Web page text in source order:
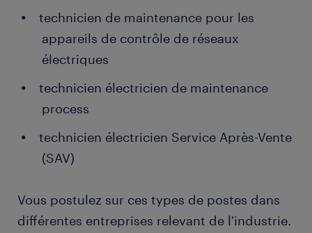
technicien de maintenance pour les
appareils de contrôle de réseaux
électriques
technicien électricien de maintenance
process
technicien électricien Service Après-Vente
(SAV)
Vous postulez sur ces types de postes dans
différentes entreprises relevant de l'industrie.